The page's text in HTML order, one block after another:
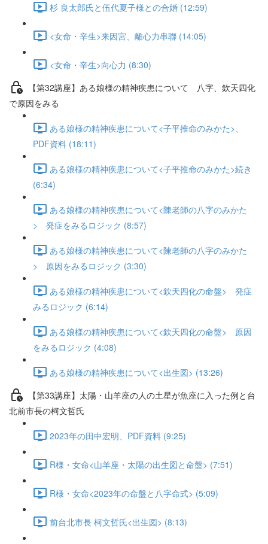
杉 良太郎氏と伍代夏子様との合婚 (12:59)
<女命・辛生>来因宮、離心力串聯 (14:05)
<女命・辛生>向心力 (8:30)
【第32講座】ある娘様の精神疾患について 八字、欽天四化
で原因をみる
ある娘様の精神疾患について<子平推命のみかた>、
PDF資料 (18:11)
ある娘様の精神疾患について<子平推命のみかた>続き
(6:34)
ある娘様の精神疾患について<陳老師の八字のみかた
> 発症をみるロジック (8:57)
ある娘様の精神疾患について<陳老師の八字のみかた
> 原因をみるロジック (3:30)
ある娘様の精神疾患について<欽天四化の命盤> 発症
みるロジック (6:14)
ある娘様の精神疾患について<欽天四化の命盤> 原因
をみるロジック (4:08)
ある娘様の精神疾患について<出生図> (13:26)
【第33講座】太陽・山羊座の人の土星が魚座に入った例と台
北前市長の柯文哲氏
2023年の田中宏明、PDF資料 (9:25)
R様・女命<山羊座・太陽の出生図と命盤> (7:51)
R様・女命<2023年の命盤と八字命式> (5:09)
前台北市長 柯文哲氏<出生図> (8:13)